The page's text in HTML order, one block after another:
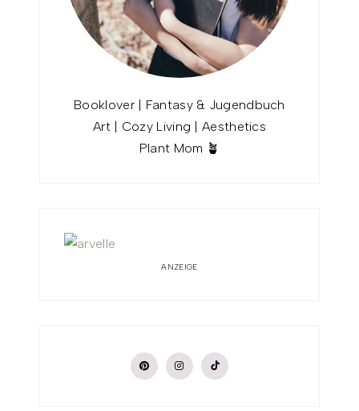
Booklover | Fantasy & Jugendbuch
Art | Cozy Living | Aesthetics
Plant Mom 🪴
ANZEIGE